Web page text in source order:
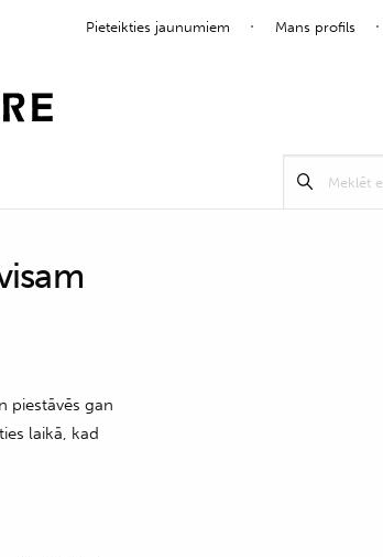
Pieteikties jaunumiem Mans profils
Meklēt
piestāvēs gan
laikā, kad